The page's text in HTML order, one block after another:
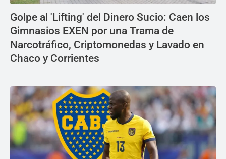
Golpe al 'Lifting' del Dinero Sucio: Caen los
Gimnasios EXEN por una Trama de
Narcotráfico, Criptomonedas y Lavado en
Chaco y Corrientes